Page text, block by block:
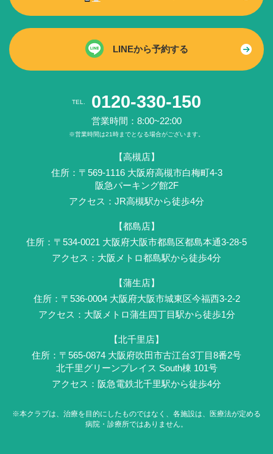
LINEから予約する
TEL. 0120-330-150
営業時間：8:00~22:00
※営業時間は21時までとなる場合がございます。
【高槻店】
住所：〒569-1116 ⼤阪府⾼槻市白梅町4-3
阪急パーキング館2F
アクセス：JR⾼槻駅から徒歩4分
【都島店】
住所：〒534-0021 大阪府大阪市都島区都島本通3-28-5
アクセス：大阪メトロ都島駅から徒歩4分
【蒲生店】
住所：〒536-0004 ⼤阪府大阪市城東区今福西3-2-2
アクセス：大阪メトロ蒲生四丁目駅から徒歩1分
【北千里店】
住所：〒565-0874 大阪府吹田市古江台3丁目8番2号
北千里グリーンプレイス South棟 101号
アクセス：阪急電鉄北千里駅から徒歩4分
※本クラブは、治療を目的にしたものではなく、 各施設は、医療法が定める
病院・診療所ではありません。